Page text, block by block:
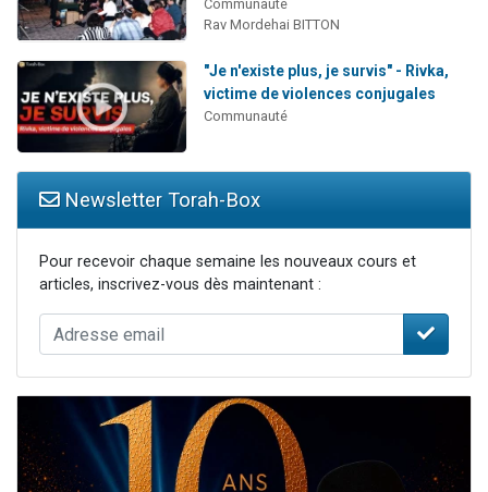
Communauté
Rav Mordehai BITTON
"Je n'existe plus, je survis" - Rivka,
victime de violences conjugales
Communauté
Newsletter Torah-Box
Pour recevoir chaque semaine les nouveaux cours et
articles, inscrivez-vous dès maintenant :